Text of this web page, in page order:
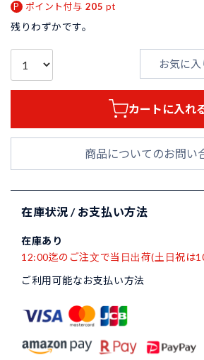
ポイント付与 205 pt
残りわずかです。
お気に
カートに入れ
商品についてのお問い
在庫状況 / お支払い方法
在庫あり
12:00迄のご注文で当日出荷(土日祝は
ご利用可能なお支払い方法